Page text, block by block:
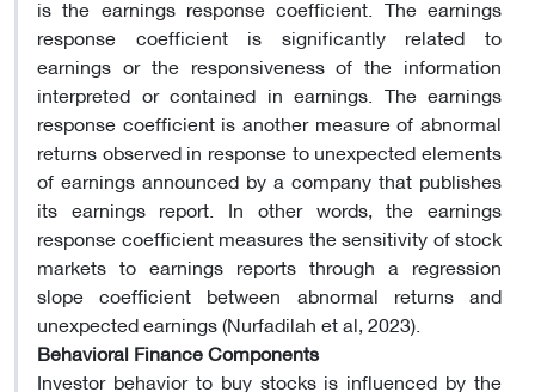
is the earnings response coefficient. The earnings
response coefficient is significantly related to
earnings or the responsiveness of the information
interpreted or contained in earnings. The earnings
response coefficient is another measure of abnormal
returns observed in response to unexpected elements
of earnings announced by a company that publishes
its earnings report. In other words, the earnings
response coefficient measures the sensitivity of stock
markets to earnings reports through a regression
slope coefficient between abnormal returns and
unexpected earnings (Nurfadilah et al, 2023).
Behavioral Finance Components
Investor behavior to buy stocks is influenced by the